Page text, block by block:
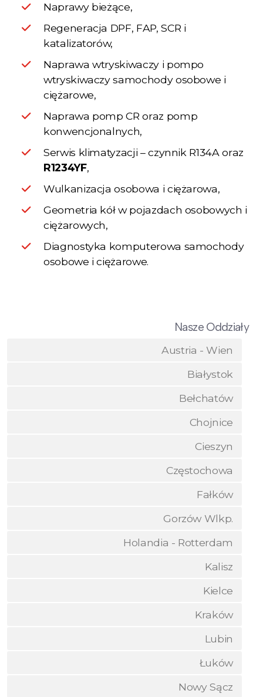
Naprawy bieżące,
Regeneracja DPF, FAP, SCR i
katalizatorów,
Naprawa wtryskiwaczy i pompo
wtryskiwaczy samochody osobowe i
ciężarowe,
Naprawa pomp CR oraz pomp
konwencjonalnych,
Serwis klimatyzacji – czynnik R134A oraz
R1234YF,
Wulkanizacja osobowa i ciężarowa,
Geometria kół w pojazdach osobowych i
ciężarowych,
Diagnostyka komputerowa samochody
osobowe i ciężarowe.
Nasze Oddziały
Austria - Wien
Białystok
Bełchatów
Chojnice
Cieszyn
Częstochowa
Fałków
Gorzów Wlkp.
Holandia - Rotterdam
Kalisz
Kielce
Kraków
Lubin
Łuków
Nowy Sącz